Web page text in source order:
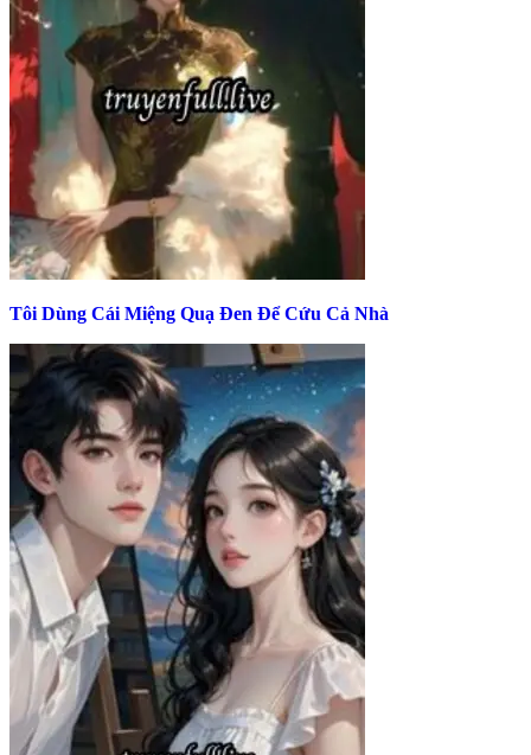
Tôi Dùng Cái Miệng Quạ Đen Để Cứu Cả Nhà